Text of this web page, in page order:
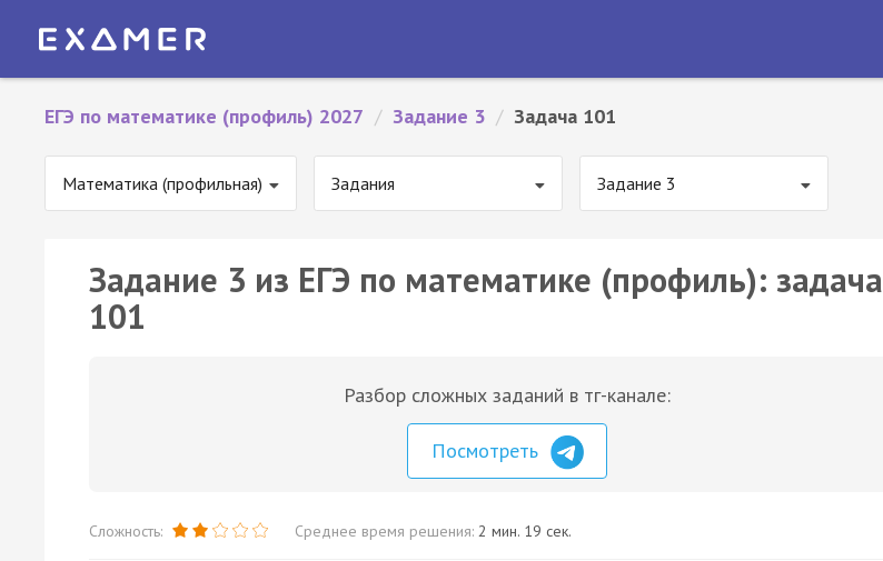
ЕГЭ по математике (профиль) 2027 / Задание 3 / Задача 101
Математика (профильная) Задания Задание 3
Задание 3 из ЕГЭ по математике (профиль): задача
101
Разбор сложных заданий в тг-канале:
Посмотреть
Сложность: Среднее время решения: 2 мин. 19 сек.